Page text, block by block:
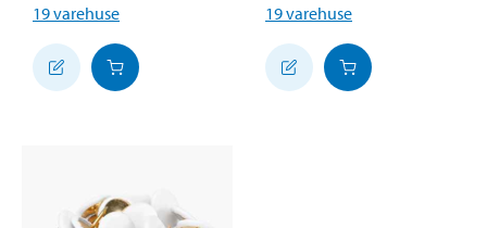
19varehuse 19varehuse